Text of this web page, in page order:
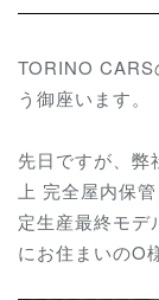
TORINO CARS
う御座います。
先日ですが、弊
上 完全屋内保
定生産最終モデ
にお住まいのO